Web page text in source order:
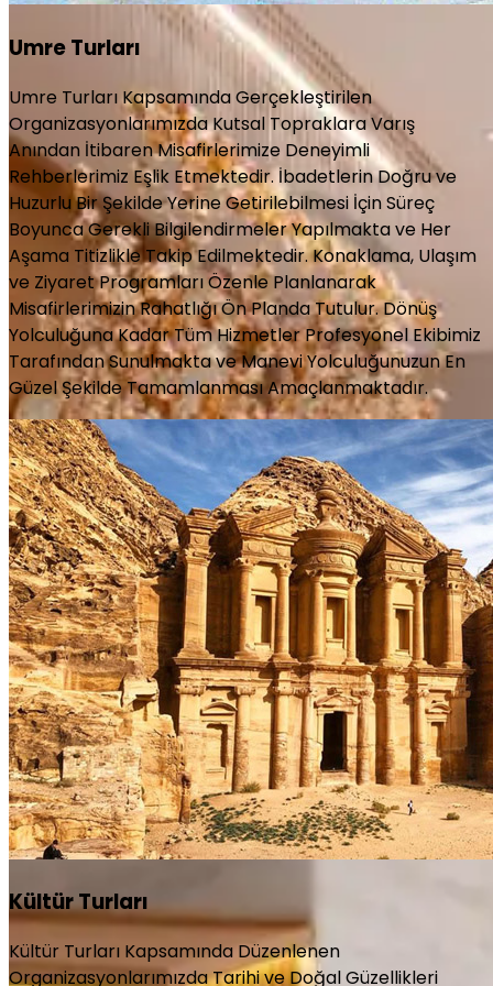
Umre Turları
Umre Turları Kapsamında Gerçekleştirilen
Organizasyonlarımızda Kutsal Topraklara Varış
Anından İtibaren Misafirlerimize Deneyimli
Rehberlerimiz Eşlik Etmektedir. İbadetlerin Doğru ve
Huzurlu Bir Şekilde Yerine Getirilebilmesi İçin Süreç
Boyunca Gerekli Bilgilendirmeler Yapılmakta ve Her
Aşama Titizlikle Takip Edilmektedir. Konaklama, Ulaşım
ve Ziyaret Programları Özenle Planlanarak
Misafirlerimizin Rahatlığı Ön Planda Tutulur. Dönüş
Yolculuğuna Kadar Tüm Hizmetler Profesyonel Ekibimiz
Tarafından Sunulmakta ve Manevi Yolculuğunuzun En
Güzel Şekilde Tamamlanması Amaçlanmaktadır.
Kültür Turları
Kültür Turları Kapsamında Düzenlenen
Organizasyonlarımızda Tarihi ve Doğal Güzellikleri